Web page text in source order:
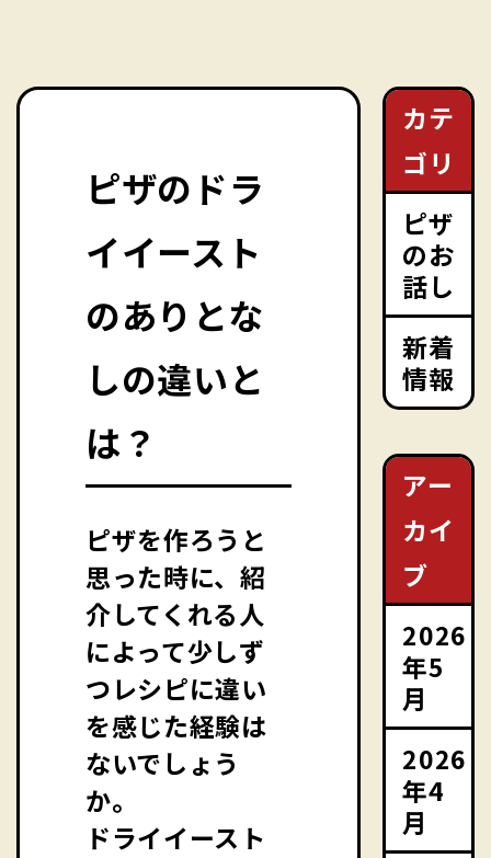
ピザのドラ
イイースト
のありとな
しの違いと
は？
ピザを作ろうと
思った時に、紹
介してくれる人
によって少しず
つレシピに違い
を感じた経験は
ないでしょう
か。
ドライイースト
カテ
ゴリ
ピザ
のお
話し
新着
情報
アー
カイ
ブ
2026
年5
月
2026
年4
月